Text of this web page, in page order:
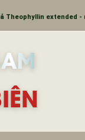
100mg)